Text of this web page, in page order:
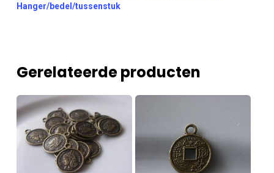
Hanger/bedel/tussenstuk
Gerelateerde producten